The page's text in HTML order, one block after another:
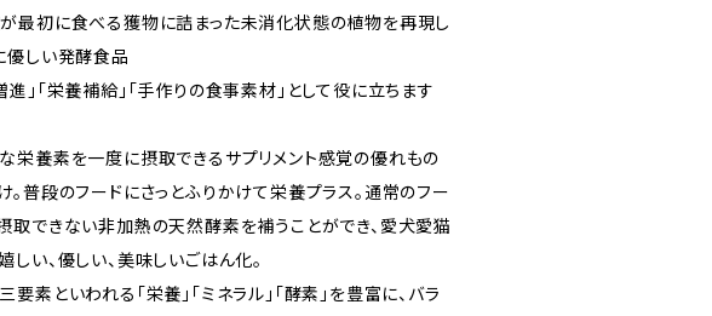
最初に食べる獲物に詰まった未消化状態の植物を再現し
優しい発酵食品
進」「栄養補給」「手作りの食事素材」として役に立ちます
栄養素を一度に摂取できるサプリメント感覚の優れもの
。普段のフードにさっとふりかけて栄養プラス。通常のフー
取できない非加熱の天然酵素を補うことができ、愛犬愛猫
しい、優しい、美味しいごはん化。
素といわれる「栄養」「ミネラル」「酵素」を豊富に、バラ